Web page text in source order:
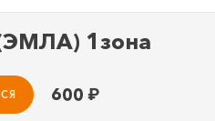
1зона
600 ₽